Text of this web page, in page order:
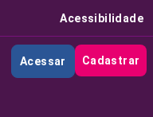
Acessibilidade
Acessar Cadastrar